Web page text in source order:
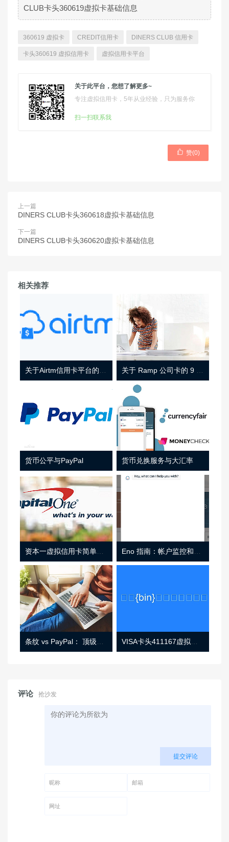
CLUB卡头360619虚拟卡基础信息
360619 虚拟卡 CREDIT信用卡 DINERS CLUB 信用卡
卡头360619 虚拟信用卡 虚拟信用卡平台
关于此平台，您想了解更多~
专注虚拟信用卡，5年从业经验，只为服务你
扫一扫联系我
 赞(0)
上一篇
DINERS CLUB卡头360618虚拟卡基础信息
下一篇
DINERS CLUB卡头360620虚拟卡基础信息
相关推荐
货币公平与PayPal 货币兑换服务与大汇率
资本一虚拟信用卡简单介绍
条纹 vs PayPal： 顶级功能， 定价 （和更多！ VISA卡头411167虚拟卡基础信息
评论 抢沙发
提交评论